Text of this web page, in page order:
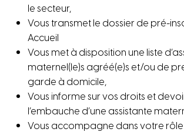
le secteur,
Vous transmet le dossier de pré-
Accueil
Vous met à disposition une liste
maternel(le)s agréé(e)s et/ou de
garde à domicile,
Vous informe sur vos droits et
l’embauche d’une assistante
Vous accompagne dans votre